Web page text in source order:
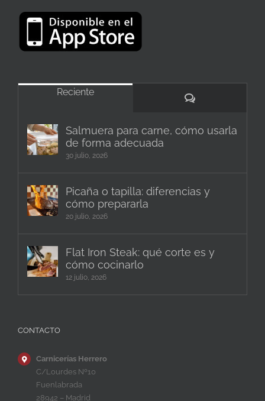
Reciente
Comentarios
Salmuera para carne, cómo usarla
de forma adecuada
30 julio, 2026
Picaña o tapilla: diferencias y
cómo prepararla
20 julio, 2026
Flat Iron Steak: qué corte es y
cómo cocinarlo
12 julio, 2026
CONTACTO
Carnicerías Herrero
C/Lourdes Nº10
Fuenlabrada
28942 – Madrid